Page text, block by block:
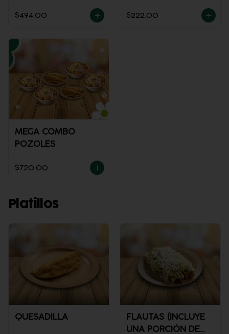
$494.00 $222.00
MEGA COMBO
POZOLES
$720.00
Platillos
QUESADILLA
FLAUTAS (INCLUYE
UNA PORCIÓN DE